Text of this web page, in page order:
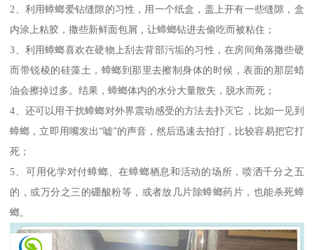
2、利用蟑螂爱钻缝隙的习性，用一个纸盒，盖上开有一些缝隙，盒
内涂上粘胶，撒些新鲜面包屑，让蟑螂钻进去偷吃而被粘住；
3、利用蟑螂喜欢在硬物上刮去背部污垢的习性，在房间角落撒些硬
而带锐棱的硅藻土，蟑螂到那里去擦制身体的时候，表面的那层蜡
油会擦掉过多。结果，蟑螂体内的水分大量散失，脱水而死；
4、还可以用干扰蟑螂对外界震动感受的方法去扑灭它，比如一见到
蟑螂，立即用嘴发出“嘘”的声音，然后迅速去拍打，比较容易把它打
死；
5、可用化学对付蟑螂、在蟑螂栖息和活动的场所，喷洒千分之五
的，或万分之三的硼酸粉等，或者放几片除蟑螂药片，也能杀死蟑
螂。